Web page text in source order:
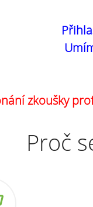
zkoušky
Proč